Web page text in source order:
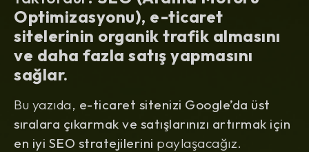
Optimizasyonu), e-ticaret
sitelerinin organik trafik almasını
ve daha fazla satış yapmasını
sağlar.
Bu yazıda, e-ticaret sitenizi Google’da üst
sıralara çıkarmak ve satışlarınızı artırmak için
en iyi SEO stratejilerini paylaşacağız.